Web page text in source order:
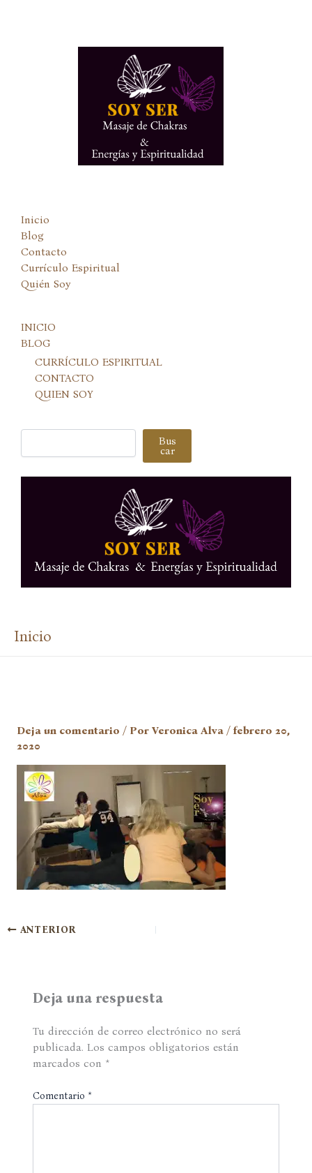
Inicio
Blog
Contacto
Currículo Espiritual
Quién Soy
INICIO
BLOG
CURRÍCULO ESPIRITUAL
CONTACTO
QUIEN SOY
Buscar Bus
car
Inicio
Deja un comentario / Por Veronica Alva / febrero 20,
2020
ANTERIOR
Deja una respuesta
Tu dirección de correo electrónico no será
publicada. Los campos obligatorios están
marcados con *
Comentario *